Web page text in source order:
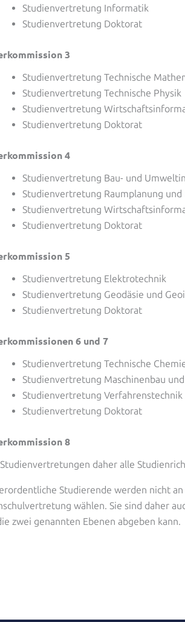
Studienvertretung Informatik
Studienvertretung Doktorat
3
Studienvertretung Technische
Studienvertretung Technische Physik
Studienvertretung
Studienvertretung Doktorat
4
Studienvertretung Bau- und
Studienvertretung Raumplanung und
Studienvertretung
Studienvertretung Doktorat
5
Studienvertretung Elektrotechnik
Studienvertretung Geodäsie und
Studienvertretung Doktorat
6 und 7
Studienvertretung Technische
Studienvertretung Maschinenbau
Studienvertretung Verfahrenstechnik
Studienvertretung Doktorat
8
daher alle
Studierende werden nicht
wählen. Sie sind daher
zwei genannten Ebenen abgeben kann.